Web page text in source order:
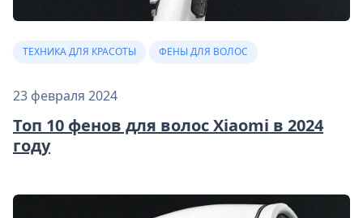
ТЕХНИКА ДЛЯ КРАСОТЫ ФЕНЫ ДЛЯ ВОЛОС
23 февраля 2024
Топ 10 фенов для волос Xiaomi в 2024
году